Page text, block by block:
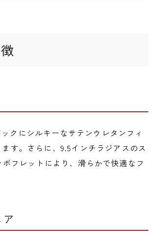
クにシルキーなサテンウレタンフィ
す。さらに、9.5インチラジアスのス
フレットにより、滑らかで快適なフ